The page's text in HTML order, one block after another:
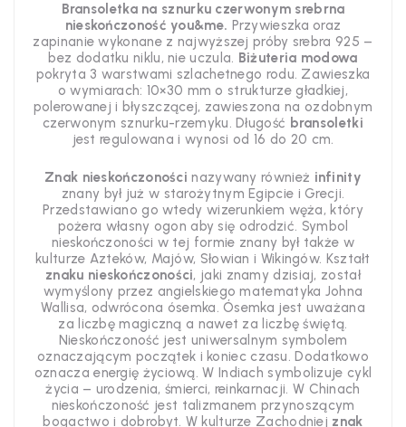
Bransoletka na sznurku czerwonym srebrna
nieskończoność you&me. Przywieszka oraz
zapinanie wykonane z najwyższej próby srebra 925 –
bez dodatku niklu, nie uczula. Biżuteria modowa
pokryta 3 warstwami szlachetnego rodu. Zawieszka
o wymiarach: 10×30 mm o strukturze gładkiej,
polerowanej i błyszczącej, zawieszona na ozdobnym
czerwonym sznurku-rzemyku. Długość bransoletki
jest regulowana i wynosi od 16 do 20 cm.
Znak nieskończoności nazywany również infinity
znany był już w starożytnym Egipcie i Grecji.
Przedstawiano go wtedy wizerunkiem węża, który
pożera własny ogon aby się odrodzić. Symbol
nieskończoności w tej formie znany był także w
kulturze Azteków, Majów, Słowian i Wikingów. Kształt
znaku nieskończoności, jaki znamy dzisiaj, został
wymyślony przez angielskiego matematyka Johna
Wallisa, odwrócona ósemka. Ósemka jest uważana
za liczbę magiczną a nawet za liczbę świętą.
Nieskończoność jest uniwersalnym symbolem
oznaczającym początek i koniec czasu. Dodatkowo
oznacza energię życiową. W Indiach symbolizuje cykl
życia – urodzenia, śmierci, reinkarnacji. W Chinach
nieskończoność jest talizmanem przynoszącym
bogactwo i dobrobyt. W kulturze Zachodniej znak